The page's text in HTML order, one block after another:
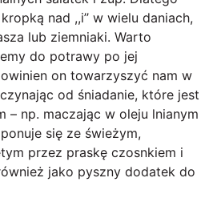
nad ,,i’’ w wielu daniach,
lub ziemniaki. Warto
do potrawy po jej
on towarzyszyć nam w
od śniadanie, które jest
– np. maczając w oleju lnianym
się ze świeżym,
przez praskę czosnkiem i
jako pyszny dodatek do